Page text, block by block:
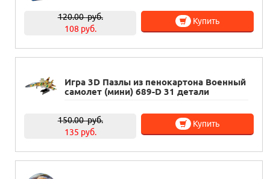
120.00руб.
108 руб.
Купить
Игра 3D Пазлы из пенокартона Военный
самолет (мини) 689-D 31 детали
150.00руб.
135 руб.
Купить